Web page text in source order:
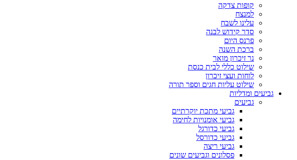
קופות צדקה
למנצח
עלינו לשבח
סדר קידוש לבנה
פרנס היום
ברכת השנה
נר זיכרון מואר
שילוט כללי לבית כנסת
לוחות ועצי זיכרון
שילוט עליות חגים וספר תורה
גביעים ומדליות
גביעים
גביעי מתכת יוקרתיים
גביעי אומנויות לחימה
גביעי כדורגל
גביעי כדורסל
גביעי ריצה
פסלונים וגביעים שונים